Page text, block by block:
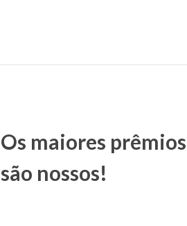
Os maiores prêmios
são nossos!